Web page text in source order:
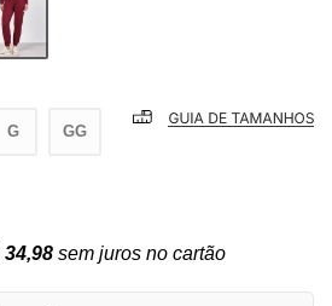
G GG
34,98 sem juros no cartão